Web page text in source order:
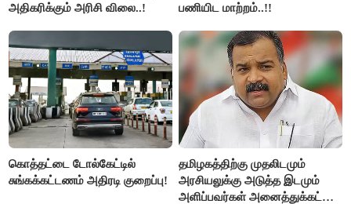
அதிகரிக்கும் அரிசி விலை..!
பணியிட மாற்றம்..!!
கொத்தட்டை டோல்கேட்டில்
சுங்கக்கட்டணம் அதிரடி குறைப்பு!
தமிழகத்திற்கு முதலிடமும்
அரசியலுக்கு அடுத்த இடமும்
அளிப்பவர்கள் அனைத்துக்கட்சி